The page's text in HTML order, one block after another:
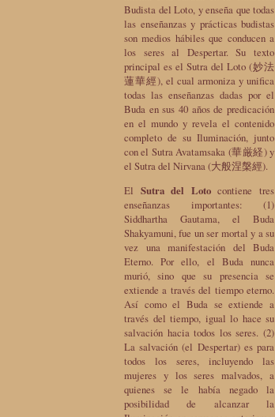
Budista del Loto, y enseña que todas
las enseñanzas y prácticas budistas
son medios hábiles que conducen a
los seres al Despertar. Su texto
principal es el Sutra del Loto (妙法
蓮華經), el cual armoniza y unifica
todas las enseñanzas dadas por el
Buda en sus 40 años de predicación
en el mundo y revela el contenido
completo de su Iluminación, junto
con el Sutra Avatamsaka (華厳経) y
el Sutra del Nirvana (大般涅槃經).
El Sutra del Lotocontiene tres
enseñanzas importantes: (1)
Siddhartha Gautama, el Buda
Shakyamuni, fue un ser mortal y a su
vez una manifestación del Buda
Eterno. Por ello, el Buda nunca
murió, sino que su presencia se
extiende a través del tiempo eterno.
Así como el Buda se extiende a
través del tiempo, igual lo hace su
salvación hacia todos los seres. (2)
La salvación (el Despertar) es para
todos los seres, incluyendo las
mujeres y los seres malvados, a
quienes se le había negado la
posibilidad de alcanzar la